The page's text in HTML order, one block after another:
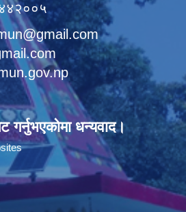
गर्नुभएकोमा धन्यवाद।